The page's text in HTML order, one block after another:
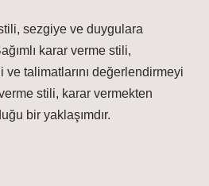
sezgiye ve duygulara
karar verme stili,
ve talimatlarını değerlendirmeyi
stili, karar vermekten
bir yaklaşımdır.